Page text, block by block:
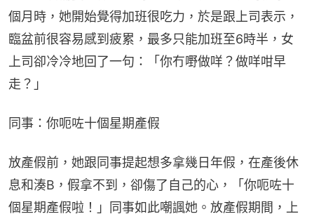
個月時，她開始覺得加班很吃力，於是跟上司表示，
臨盆前很容易感到疲累，最多只能加班至6時半，女
上司卻冷冷地回了一句：「你冇嘢做咩？做咩咁早
走？」
同事：你呃咗十個星期產假
放產假前，她跟同事提起想多拿幾日年假，在產後休
息和湊B，假拿不到，卻傷了自己的心，「你呃咗十
個星期產假啦！」同事如此嘲諷她。放產假期間，上